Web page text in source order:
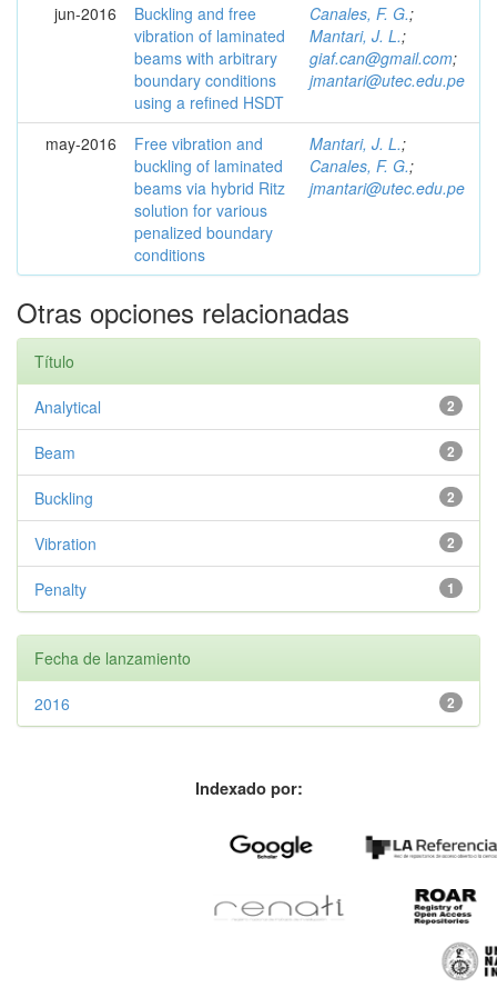
jun-2016
Buckling and free
vibration of laminated
beams with arbitrary
boundary conditions
using a refined HSDT
Canales, F. G.;
Mantari, J. L.;
giaf.can@gmail.com;
jmantari@utec.edu.pe
may-2016
Free vibration and
buckling of laminated
beams via hybrid Ritz
solution for various
penalized boundary
conditions
Mantari, J. L.;
Canales, F. G.;
jmantari@utec.edu.pe
Otras opciones relacionadas
Título
2
Analytical
2
Beam
2
Buckling
2
Vibration
1
Penalty
Fecha de lanzamiento
2
2016
Indexado por: